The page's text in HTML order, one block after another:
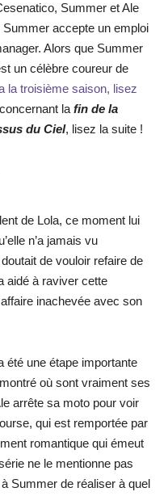
Summer et Ale
accepte un emploi
Alors que Summer
un célèbre coureur de
la troisième saison, lisez
la fin de la
du Ciel, lisez la suite !
de Lola, ce moment lui
n’a jamais vu
de vouloir refaire de
aidé à raviver cette
inachevée avec son
été une étape importante
où sont vraiment ses
arrête sa moto pour voir
qui est remportée par
romantique qui émeut
ne le mentionne pas
Summer de réaliser à quel